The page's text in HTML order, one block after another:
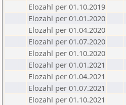
Elozahl per 01.10.2019
Elozahl per 01.01.2020
Elozahl per 01.04.2020
Elozahl per 01.07.2020
Elozahl per 01.10.2020
Elozahl per 01.01.2021
Elozahl per 01.04.2021
Elozahl per 01.07.2021
Elozahl per 01.10.2021